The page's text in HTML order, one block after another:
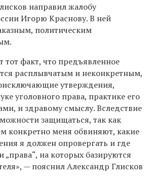
направил жалобу
Игорю Краснову. В ней
политическим
тот факт, что предъявленное
расплывчатым и неконкретным,
утверждения,
уголовного права, практике его
и здравому смыслу. Вследствие
защищаться, так как
конкретно меня обвиняют, какие
я должен опровергать и где
„права“, на которых базируются
— пояснил Александр Глисков